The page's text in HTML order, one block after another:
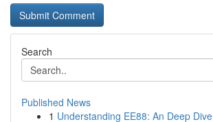
Search
Published News
1 Understanding EE88: An Deep Dive